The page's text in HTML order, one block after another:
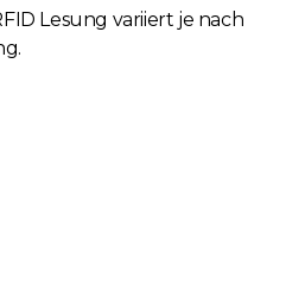
Lesung variiert je nach